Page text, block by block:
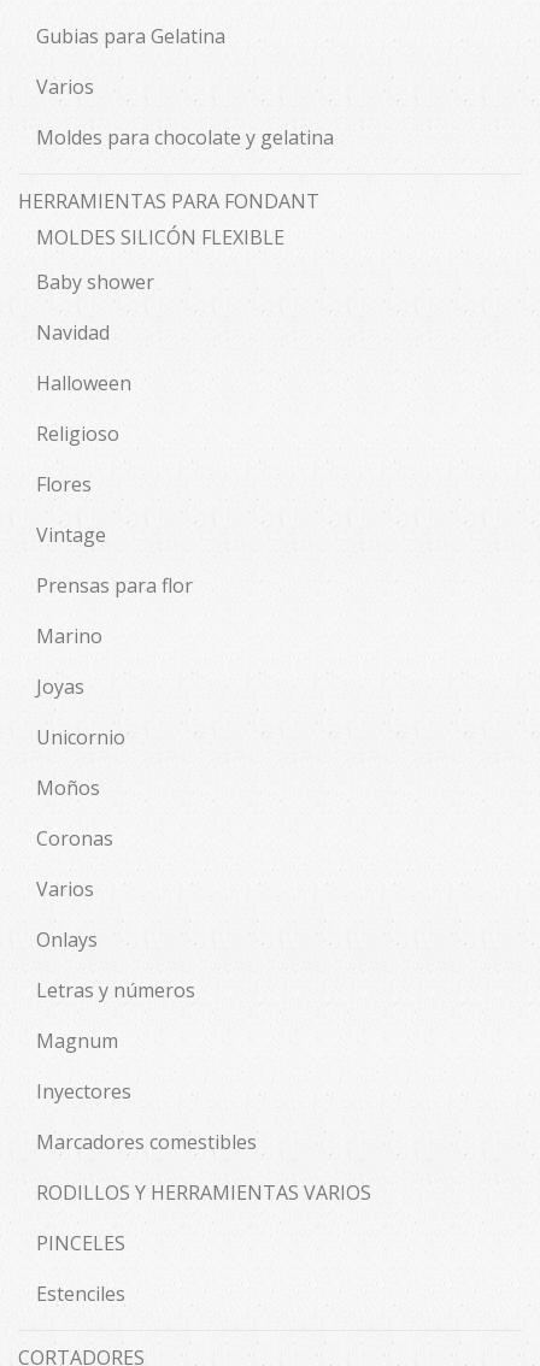
Gubias para Gelatina
Varios
Moldes para chocolate y gelatina
HERRAMIENTAS PARA FONDANT
MOLDES SILICÓN FLEXIBLE
Baby shower
Navidad
Halloween
Religioso
Flores
Vintage
Prensas para flor
Marino
Joyas
Unicornio
Moños
Coronas
Varios
Onlays
Letras y números
Magnum
Inyectores
Marcadores comestibles
RODILLOS Y HERRAMIENTAS VARIOS
PINCELES
Estenciles
CORTADORES